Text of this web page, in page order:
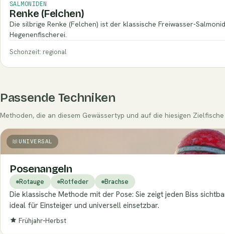
SALMONIDEN
Renke (Felchen)
Die silbrige Renke (Felchen) ist der klassische Freiwasser-
Hegenenfischerei.
Schonzeit: regional
Passende Techniken
Methoden, die an diesem Gewässertyp und auf die hiesigen
UNIVERSAL
Posenangeln
Rotauge Rotfeder Brachse
Die klassische Methode mit der Pose: Sie zeigt jeden Biss
ideal für Einsteiger und universell einsetzbar.
Frühjahr–Herbst